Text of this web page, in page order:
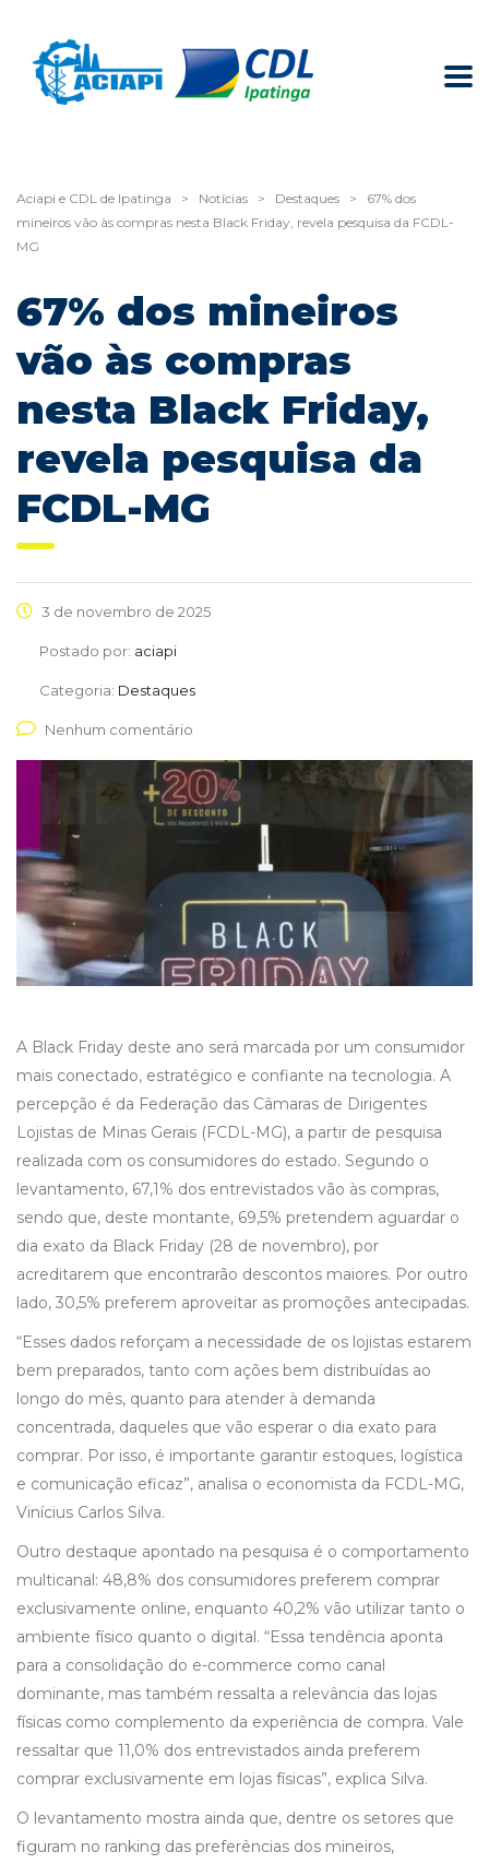
Aciapi e CDL de Ipatinga > Notícias > Destaques >
67% dos
mineiros vão às compras nesta Black Friday, revela pesquisa da FCDL-
MG
67% dos mineiros
vão às compras
nesta Black Friday,
revela pesquisa da
FCDL-MG
3 de novembro de 2025
Postado por: aciapi
Categoria: Destaques
Nenhum comentário
A Black Friday deste ano será marcada por um consumidor
mais conectado, estratégico e confiante na tecnologia. A
percepção é da Federação das Câmaras de Dirigentes
Lojistas de Minas Gerais (FCDL-MG), a partir de pesquisa
realizada com os consumidores do estado. Segundo o
levantamento, 67,1% dos entrevistados vão às compras,
sendo que, deste montante, 69,5% pretendem aguardar o
dia exato da Black Friday (28 de novembro), por
acreditarem que encontrarão descontos maiores. Por outro
lado, 30,5% preferem aproveitar as promoções antecipadas.
“Esses dados reforçam a necessidade de os lojistas estarem
bem preparados, tanto com ações bem distribuídas ao
longo do mês, quanto para atender à demanda
concentrada, daqueles que vão esperar o dia exato para
comprar. Por isso, é importante garantir estoques, logística
e comunicação eficaz”, analisa o economista da FCDL-MG,
Vinícius Carlos Silva.
Outro destaque apontado na pesquisa é o comportamento
multicanal: 48,8% dos consumidores preferem comprar
exclusivamente online, enquanto 40,2% vão utilizar tanto o
ambiente físico quanto o digital. “Essa tendência aponta
para a consolidação do e-commerce como canal
dominante, mas também ressalta a relevância das lojas
físicas como complemento da experiência de compra. Vale
ressaltar que 11,0% dos entrevistados ainda preferem
comprar exclusivamente em lojas físicas”, explica Silva.
O levantamento mostra ainda que, dentre os setores que
figuram no ranking das preferências dos mineiros,